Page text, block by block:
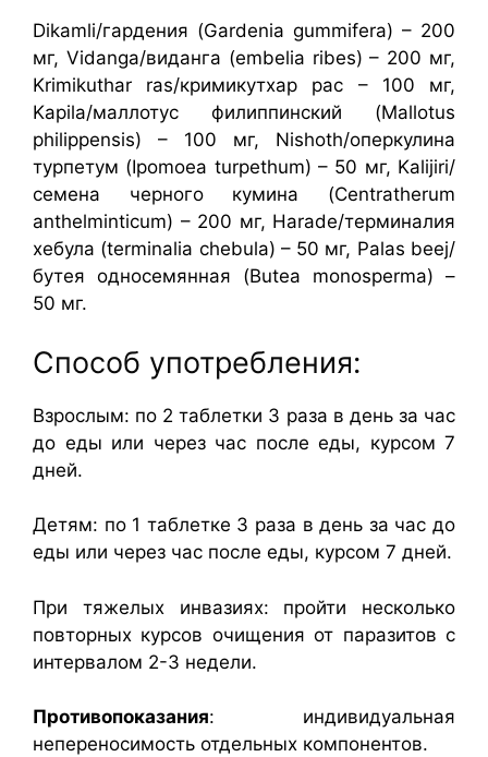
Dikamli/гардения (Gardenia gummifera) – 200
мг, Vidanga/виданга (embelia ribes) – 200 мг,
Krimikuthar ras/кримикутхар рас – 100 мг,
Kapila/маллотус филиппинский (Mallotus
philippensis) – 100 мг, Nishoth/оперкулина
турпетум (Ipomoea turpethum) – 50 мг, Kalijiri/
семена черного кумина (Centratherum
anthelminticum) – 200 мг, Harade/терминалия
хебула (terminalia chebula) – 50 мг, Palas beej/
бутея односемянная (Butea monosperma) –
50 мг.
Способ употребления:
Взрослым: по 2 таблетки 3 раза в день за час
до еды или через час после еды, курсом 7
дней.
Детям: по 1 таблетке 3 раза в день за час до
еды или через час после еды, курсом 7 дней.
При тяжелых инвазиях: пройти несколько
повторных курсов очищения от паразитов с
интервалом 2-3 недели.
Противопоказания: индивидуальная
непереносимость отдельных компонентов.